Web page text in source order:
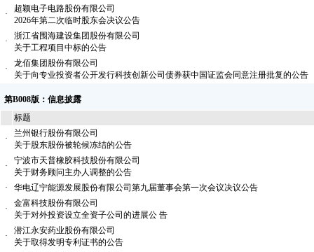
·
超颖电子电路股份有限公司
2026年第二次临时股东会决议公告
·
浙江省围海建设集团股份有限公司
关于工程项目中标的公告
·
龙佰集团股份有限公司
关于向专业投资者公开发行科技创新公司债券获中国证监会同意注册批复的公告
第B008版：信息披露
标题
·
兰州银行股份有限公司
关于股东股份被轮候冻结的公告
·
宁波市天普橡胶科技股份有限公司
关于财务顾问主办人调整的公告
·
华电辽宁能源发展股份有限公司第九届董事会第一次会议决议公告
·
金富科技股份有限公司
关于对外投资设立全资子公司的进展公 告
·
潜江永安药业股份有限公司
关于取得发明专利证书的公告